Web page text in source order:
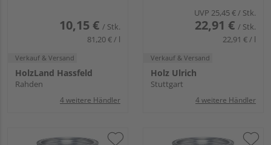
10,15 € / Stk.
81,20 € / l
Verkauf & Versand
HolzLand Hassfeld
Rahden
4 weitere Händler
UVP 25,45 €/ Stk.
22,91 € / Stk.
22,91 € / l
Verkauf & Versand
Holz Ulrich
Stuttgart
4 weitere Händler